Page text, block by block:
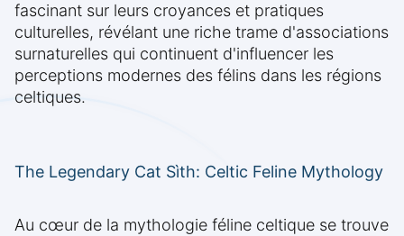
fascinant sur leurs croyances et pratiques
culturelles, révélant une riche trame d'associations
surnaturelles qui continuent d'influencer les
perceptions modernes des félins dans les régions
celtiques.
The Legendary Cat Sìth: Celtic Feline Mythology
Au cœur de la mythologie féline celtique se trouve